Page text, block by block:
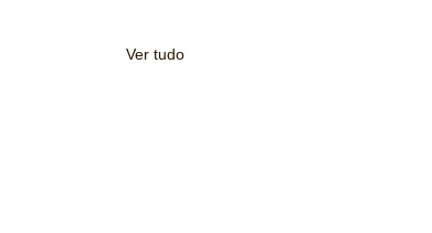
Ver tudo